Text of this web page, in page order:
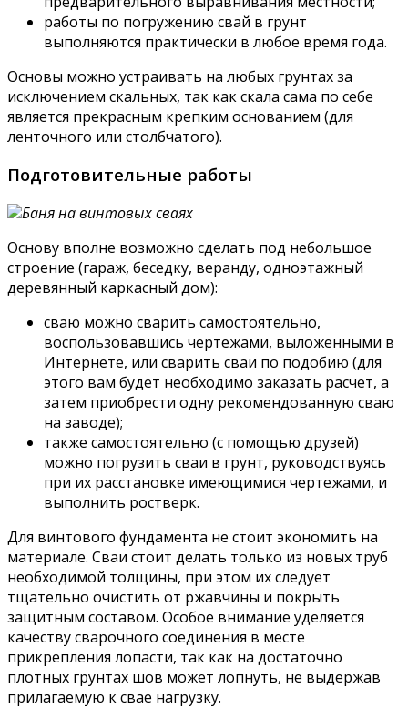
работы по погружению свай в грунт
выполняются практически в любое время года.
Основы можно устраивать на любых грунтах за
исключением скальных, так как скала сама по себе
является прекрасным крепким основанием (для
ленточного или столбчатого).
Подготовительные работы
Баня на винтовых сваях
Основу вполне возможно сделать под небольшое
строение (гараж, беседку, веранду, одноэтажный
деревянный каркасный дом):
сваю можно сварить самостоятельно,
воспользовавшись чертежами, выложенными в
Интернете, или сварить сваи по подобию (для
этого вам будет необходимо заказать расчет, а
затем приобрести одну рекомендованную сваю
на заводе);
также самостоятельно (с помощью друзей)
можно погрузить сваи в грунт, руководствуясь
при их расстановке имеющимися чертежами, и
выполнить ростверк.
Для винтового фундамента не стоит экономить на
материале. Сваи стоит делать только из новых труб
необходимой толщины, при этом их следует
тщательно очистить от ржавчины и покрыть
защитным составом. Особое внимание уделяется
качеству сварочного соединения в месте
прикрепления лопасти, так как на достаточно
плотных грунтах шов может лопнуть, не выдержав
прилагаемую к свае нагрузку.